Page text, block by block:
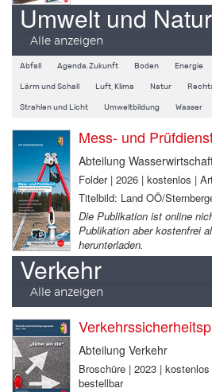
Umwelt und Natur
Alle anzeigen
Abfall Agenda.Zukunft Boden Energie
Lärm und Schall Luft, Klima Natur
Strahlen und Licht Umweltbildung Wasser
Mess- und
Abteilung
Folder | 2026 | kostenlos |
Titelbild: Land OÖ/
Die Publikation ist online
Publikation aber kostenfrei
herunterladen.
Verkehr
Alle anzeigen
Abteilung Verkehr
Broschüre | 2023 |
bestellbar